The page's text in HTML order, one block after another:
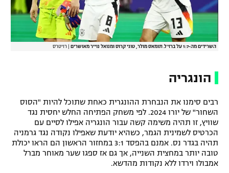
השרידים מה-1:7 על ברזיל. תומאס מולר, טוני קרוס ומנואל נוייר מאושרים רויטרס
הונגריה
רבים סימנו את הנבחרת ההונגרית כאחת שתוכל להיות "הסוס
השחור" של יורו 2024. לפי משחק הפתיחה החלש יחסית נגד
שוויץ, זו תהיה משימה קשה עבור הונגריה אפילו לסיים עם
הכרטיס לשמינית הגמר, כשהיא יודעת שאפילו נקודה נגד גרמניה
תהיה בגדר נס. אמנם בהפסד 3:1 במחזור הראשון הם הראו יכולת
טובה יותר במחצית השנייה, אך גם אז ספגו שער מאוחר מברל
אמבולו וירדו ללא נקודות מהדשא.